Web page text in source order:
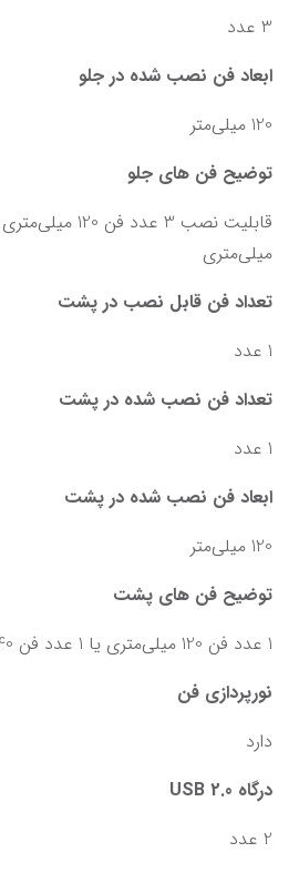
3 عدد
ابعاد فن نصب شده در جلو
120 میلی‌متر
توضیح فن های جلو
میلی‌متری
تعداد فن قابل نصب در پشت
1 عدد
تعداد فن نصب شده در پشت
1 عدد
ابعاد فن نصب شده در پشت
120 میلی‌متر
توضیح فن های پشت
1 عدد فن 120 میلی‌متری یا 1 عدد فن 140 میلی‌متری
نورپردازی فن
دارد
درگاه USB 2.0
2 عدد